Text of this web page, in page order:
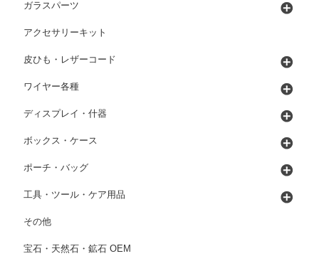
ガラスパーツ
アクセサリーキット
皮ひも・レザーコード
ワイヤー各種
ディスプレイ・什器
ボックス・ケース
ポーチ・バッグ
工具・ツール・ケア用品
その他
宝石・天然石・鉱石 OEM